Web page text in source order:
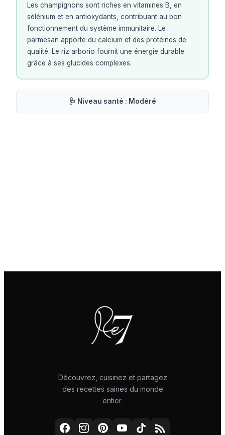
Les champignons sont riches en vitamines B, en
sélénium et en antioxydants, contribuant au bon
fonctionnement du système immunitaire. Le
parmesan apporte du calcium et des protéines de
qualité. Le riz arborio fournit une énergie durable
grâce à ses glucides complexes.
🩺 Niveau santé : Modéré
Découvrez, cuisinez et partagez
des recettes saines du monde
entier.